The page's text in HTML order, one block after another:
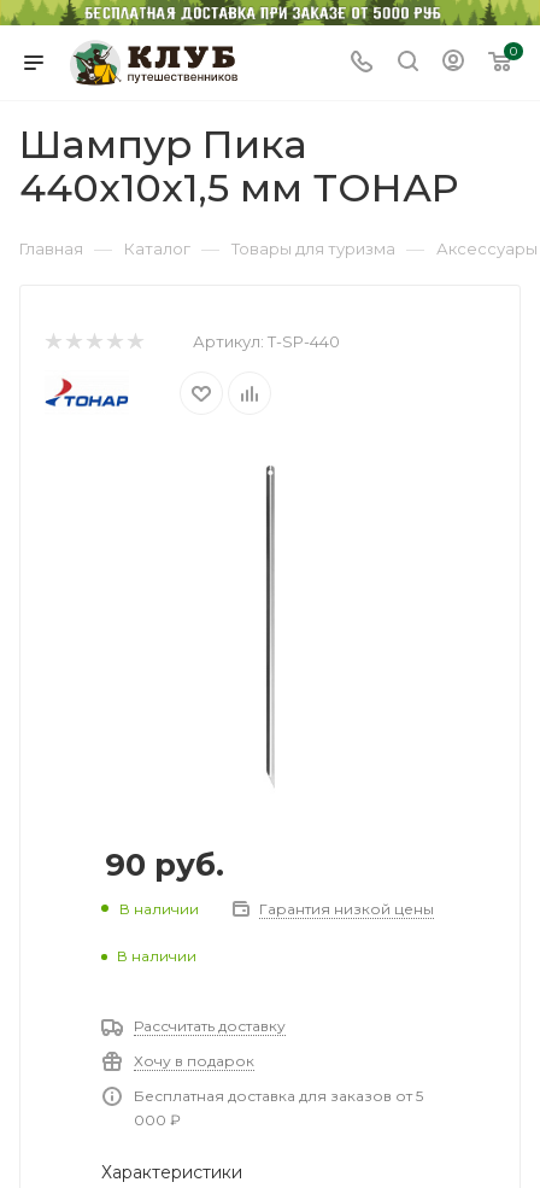
0
Шампур Пика
440х10х1,5 мм ТОНАР
Главная — Каталог — Товары для туризма — Аксессуары
Артикул: T-SP-440
90 руб.
В наличии Гарантия низкой цены
В наличии
Рассчитать доставку
Хочу в подарок
Бесплатная доставка для заказов от 5
000 ₽
Характеристики